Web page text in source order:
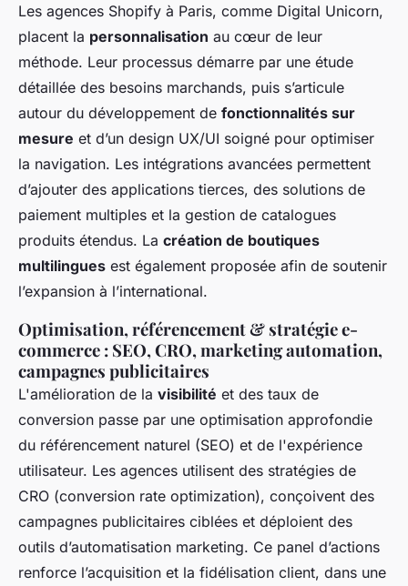
Les agences Shopify à Paris, comme Digital Unicorn,
placent la personnalisation au cœur de leur
méthode. Leur processus démarre par une étude
détaillée des besoins marchands, puis s’articule
autour du développement de fonctionnalités sur
mesure et d’un design UX/UI soigné pour optimiser
la navigation. Les intégrations avancées permettent
d’ajouter des applications tierces, des solutions de
paiement multiples et la gestion de catalogues
produits étendus. La création de boutiques
multilingues est également proposée afin de soutenir
l’expansion à l’international.
Optimisation, référencement & stratégie e-
commerce : SEO, CRO, marketing automation,
campagnes publicitaires
L'amélioration de la visibilité et des taux de
conversion passe par une optimisation approfondie
du référencement naturel (SEO) et de l'expérience
utilisateur. Les agences utilisent des stratégies de
CRO (conversion rate optimization), conçoivent des
campagnes publicitaires ciblées et déploient des
outils d’automatisation marketing. Ce panel d’actions
renforce l’acquisition et la fidélisation client, dans une